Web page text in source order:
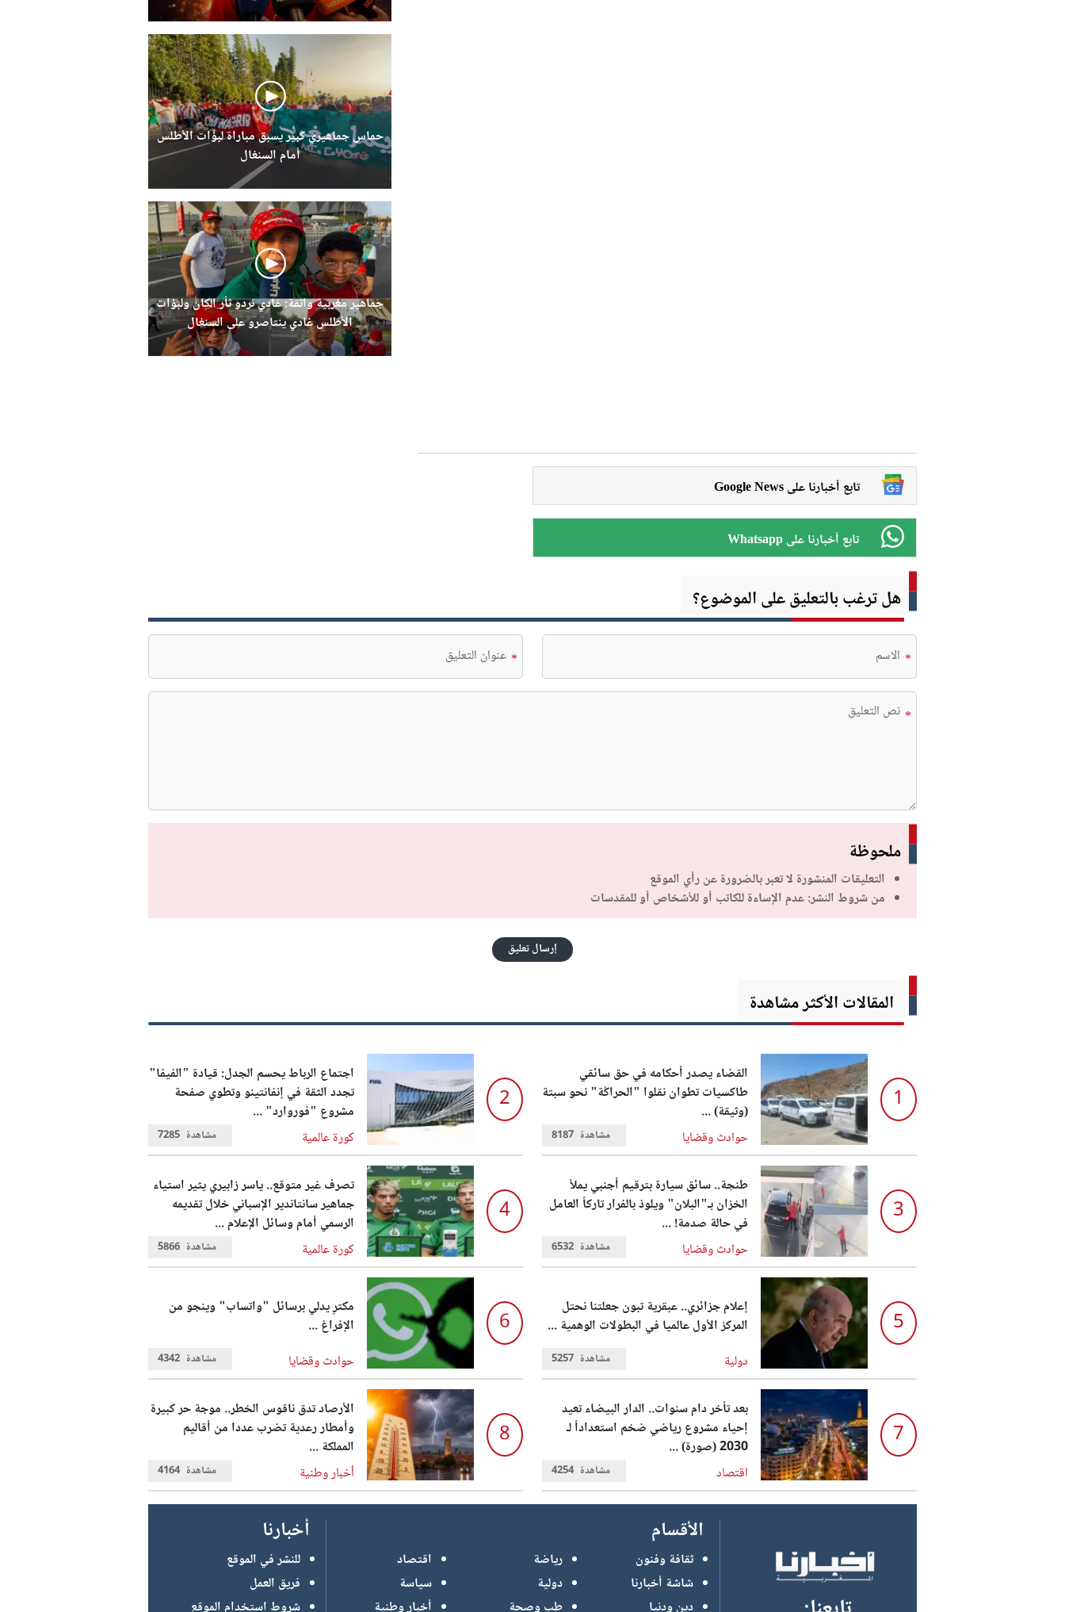
حماس جماهيري كبير يسبق مباراة لبؤات الأطلس
أمام السنغال
جماهير مغربية واثقة: غادي نردو ثأر الكان ولبؤات
الأطلس غادي ينتاصرو على السنغال
Google News تابع أخبارنا على
Whatsapp تابع أخبارنا على
هل ترغب بالتعليق على الموضوع؟
* *
*
ملحوظة
التعليقات المنشورة لا تعبر بالضرورة عن رأي الموقع
من شروط النشر: عدم الإساءة للكاتب أو للأشخاص أو للمقدسات
إرسال تعليق
المقالات الأكثر مشاهدة
1
القضاء يصدر أحكامه في حق سائقي
طاكسيات تطوان نقلوا "الحراݣة" نحو سبتة
(وثيقة) ...
حوادث وقضايا
مشاهدة 8187
2
اجتماع الرباط يحسم الجدل: قيادة "الفيفا"
تجدد الثقة في إنفانتينو وتطوي صفحة
مشروع "فوروارد" ...
كورة عالمية
مشاهدة 7285
3
طنجة.. سائق سيارة بترقيم أجنبي يملأ
الخزان بـ"البلان" ويلوذ بالفرار تاركاً العامل
في حالة صدمة! ...
حوادث وقضايا
مشاهدة 6532
4
تصرف غير متوقع.. ياسر زابيري يثير استياء
جماهير سانتاندير الإسباني خلال تقديمه
الرسمي أمام وسائل الإعلام ...
كورة عالمية
مشاهدة 5866
5
إعلام جزائري.. عبقرية تبون جعلتنا نحتل
المركز الأول عالميا في البطولات الوهمية ...
دولية
مشاهدة 5257
6
مكترٍ يدلي برسائل "واتساب" وينجو من
الإفراغ ...
حوادث وقضايا
مشاهدة 4342
7
بعد تأخر دام سنوات.. الدار البيضاء تعيد
إحياء مشروع رياضي ضخم استعداداً لـ
2030 (صورة) ...
اقتصاد
مشاهدة 4254
8
الأرصاد تدق ناقوس الخطر.. موجة حر كبيرة
وأمطار رعدية تضرب عددا من أقاليم
المملكة ...
أخبار وطنية
مشاهدة 4164
أخبارنا
للنشر في الموقع
فريق العمل
الأقسام
اقتصاد
سياسة
رياضة
دولية
ثقافة وفنون
شاشة أخبارنا